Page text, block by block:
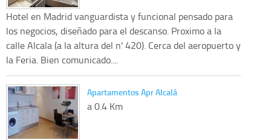
Hotel en Madrid vanguardista y funcional pensado para
los negocios, diseñado para el descanso. Proximo a la
calle Alcala (a la altura del n' 420). Cerca del aeropuerto y
la Feria. Bien comunicado....
Apartamentos Apr Alcalá
a 0.4 Km